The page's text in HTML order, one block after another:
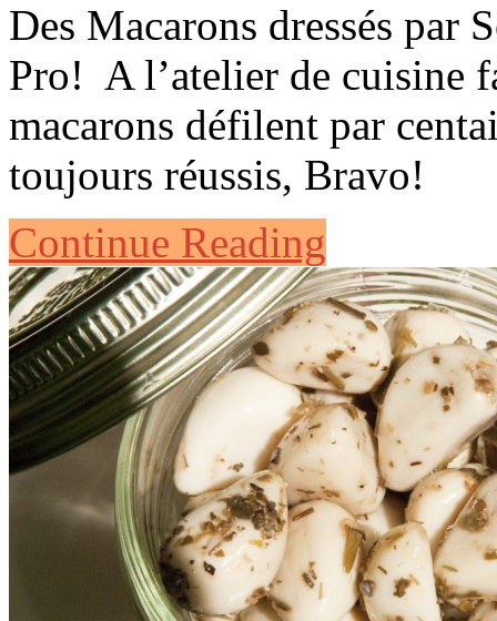
Des Macarons dressés par
Pro! A l’atelier de cuisine
macarons défilent par
toujours réussis, Bravo!
Continue Reading